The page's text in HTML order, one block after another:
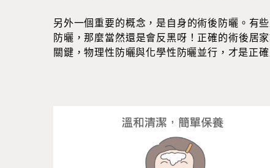
另外一個重要的概念，是自身的術後防曬。有
防曬，那麼當然還是會反黑呀！正確的術後居
關鍵，物理性防曬與化學性防曬並行，才是正確